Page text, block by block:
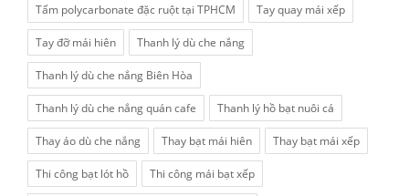
Tấm polycarbonate đặc ruột tại TPHCM Tay quay mái xếp
Tay đỡ mái hiên Thanh lý dù che nắng
Thanh lý dù che nắng Biên Hòa
Thanh lý dù che nắng quán cafe Thanh lý hồ bạt nuôi cá
Thay áo dù che nắng Thay bạt mái hiên Thay bạt mái xếp
Thi công bạt lót hồ Thi công mái bạt xếp